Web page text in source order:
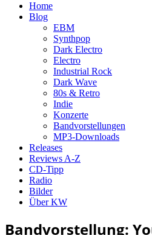
Home
Blog
EBM
Synthpop
Dark Electro
Electro
Industrial Rock
Dark Wave
80s & Retro
Indie
Konzerte
Bandvorstellungen
MP3-Downloads
Releases
Reviews A-Z
CD-Tipp
Radio
Bilder
Über KW
Bandvorstellung: